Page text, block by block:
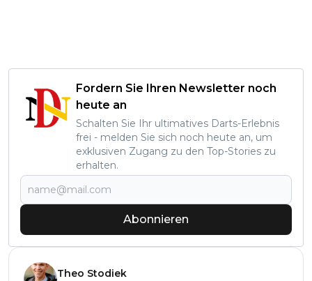
Fordern Sie Ihren Newsletter noch
heute an
Schalten Sie Ihr ultimatives Darts-Erlebnis
frei - melden Sie sich noch heute an, um
exklusiven Zugang zu den Top-Stories zu
erhalten.
Abonnieren
Theo Stodiek